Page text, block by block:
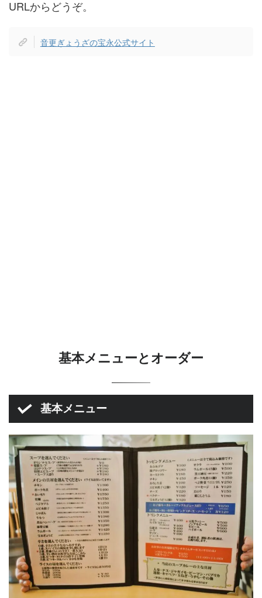
URLからどうぞ。
音更ぎょうざの宝永公式サイト
基本メニューとオーダー
基本メニュー